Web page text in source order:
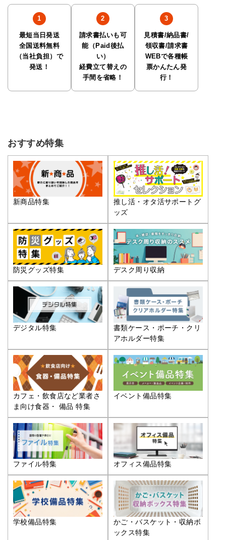
最短当日発送
全国送料無料
（当社負担）で
発送！
請求書払いも可
能（Paid後払
い）
経費立て替えの
手間を省略！
見積書/納品書/
領収書/請求書
WEBで各種帳
票かんたん発
行！
おすすめ特集
新商品特集
推し活・オタ活サポートグ
ッズ
防災グッズ特集 デスク周り収納
デジタル特集
書類ケース・ポーチ・クリ
アホルダー特集
カフェ・飲食店など業者さ
ま向け食器・ 備品 特集
イベント備品特集
ファイル特集 オフィス備品特集
学校備品特集
かご・バスケット・収納ボ
ックス特集